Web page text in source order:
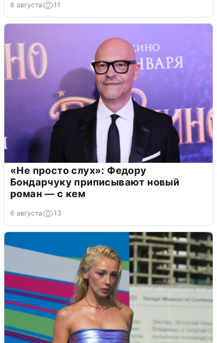
6 августа 11
«Не просто слух»: Федору
Бондарчуку приписывают новый
роман — с кем
6 августа 13